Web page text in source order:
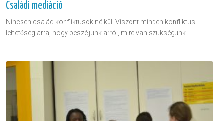
Családi mediáció
Nincsen család konfliktusok nélkül. Viszont minden konfliktus
lehetőség arra, hogy beszéljünk arról, mire van szükségünk...